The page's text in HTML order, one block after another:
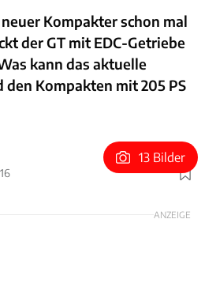
Kompakter schon mal
der GT mit EDC-Getriebe
kann das aktuelle
Kompakten mit 205 PS
Foto: Hans-Dieter Seufert
13 Bilder
ANZEIGE